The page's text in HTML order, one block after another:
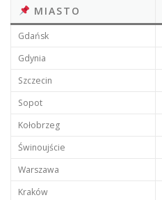
MIASTO
Gdańsk
Gdynia
Szczecin
Sopot
Kołobrzeg
Świnoujście
Warszawa
Kraków